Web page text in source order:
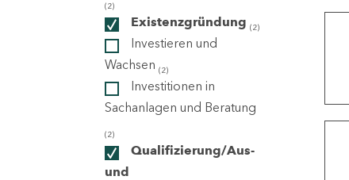
(2)
Existenzgründung (2)
Investieren und
Wachsen (2)
Investitionen in
Sachanlagen und Beratung
(2)
Qualifizierung/Aus-
und